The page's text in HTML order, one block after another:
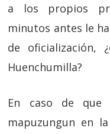
a los propios
minutos antes le
de oficialización,
Huenchumilla?
En caso de que
mapuzungun en